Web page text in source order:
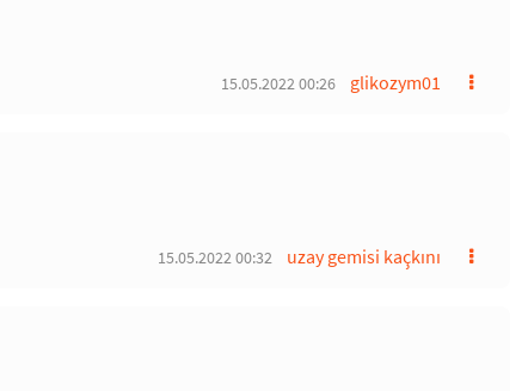
glikozym01
15.05.2022 00:26
uzay gemisi kaçkını
15.05.2022 00:32